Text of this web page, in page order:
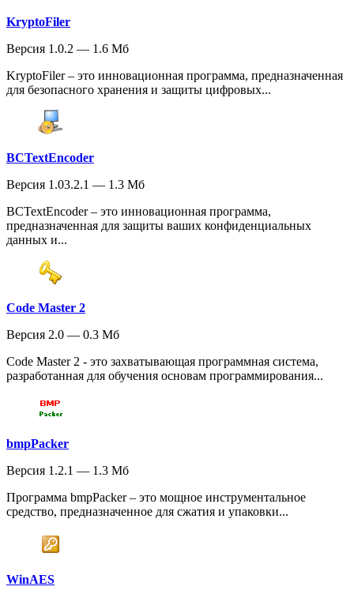
KryptoFiler
Версия 1.0.2 — 1.6 Мб
KryptoFiler – это инновационная программа, предназначенная
для безопасного хранения и защиты цифровых...
BCTextEncoder
Версия 1.03.2.1 — 1.3 Мб
BCTextEncoder – это инновационная программа,
предназначенная для защиты ваших конфиденциальных
данных и...
Code Master 2
Версия 2.0 — 0.3 Мб
Code Master 2 - это захватывающая программная система,
разработанная для обучения основам программирования...
bmpPacker
Версия 1.2.1 — 1.3 Мб
Программа bmpPacker – это мощное инструментальное
средство, предназначенное для сжатия и упаковки...
WinAES